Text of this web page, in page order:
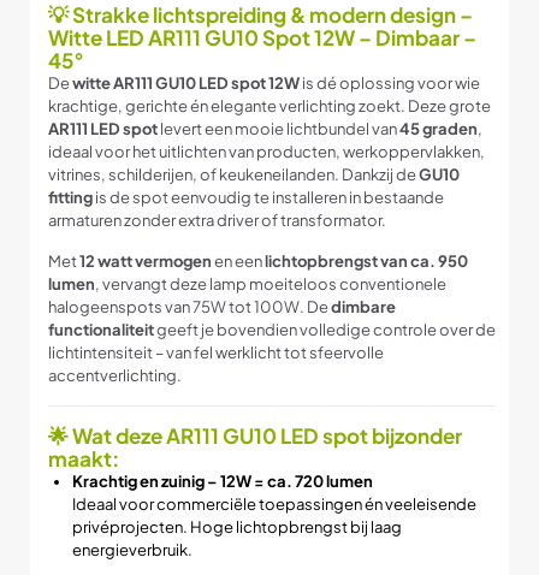
💡 Strakke lichtspreiding & modern design –
Witte LED AR111 GU10 Spot 12W – Dimbaar –
45°
Dewitte AR111 GU10 LED spot 12Wis dé oplossing voor wie
krachtige, gerichte én elegante verlichting zoekt. Deze grote
AR111 LED spotlevert een mooie lichtbundel van45 graden,
ideaal voor het uitlichten van producten, werkoppervlakken,
vitrines, schilderijen, of keukeneilanden. Dankzij deGU10
fittingis de spot eenvoudig te installeren in bestaande
armaturen zonder extra driver of transformator.
Met12 watt vermogenen eenlichtopbrengst van ca. 950
lumen, vervangt deze lamp moeiteloos conventionele
halogeenspots van 75W tot 100W. Dedimbare
functionaliteitgeeft je bovendien volledige controle over de
lichtintensiteit – van fel werklicht tot sfeervolle
accentverlichting.
🌟 Wat deze AR111 GU10 LED spot bijzonder
maakt:
Krachtig en zuinig – 12W = ca. 720 lumen
Ideaal voor commerciële toepassingen én veeleisende
privéprojecten. Hoge lichtopbrengst bij laag
energieverbruik.